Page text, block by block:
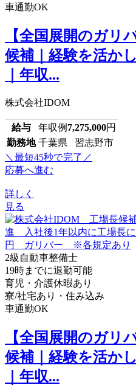
車通勤OK
【全国展開のガリ
候補｜経験を活か
｜年収...
株式会社IDOM
給与 年収例 7,275,000円
勤務地 千葉県 習志野市
＼最短45秒で完了／
応募へ進む
詳しく
見る
2級自動車整備士
19時までに退勤可能
育児・介護休暇あり
寮/社宅あり・住み込み
車通勤OK
【全国展開のガリ
候補｜経験を活か
｜年収...